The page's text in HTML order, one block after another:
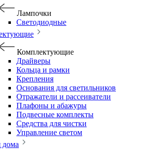
Лампочки
Светодиодные
Комплектующие
Драйверы
Кольца и рамки
Крепления
Основания для светильников
Отражатели и рассеиватели
Плафоны и абажуры
Подвесные комплекты
Средства для чистки
Управление светом
дома